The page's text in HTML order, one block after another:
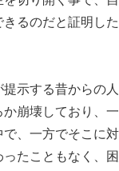
るのだと証明し
提示する昔からの
崩壊しており、
、一方でそこに
たこともなく、